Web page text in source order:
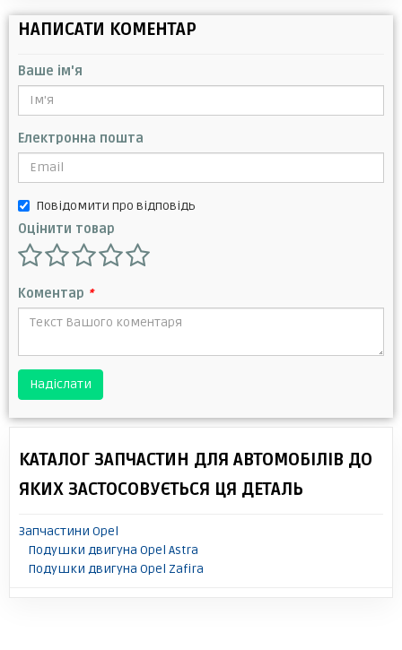
НАПИСАТИ КОМЕНТАР
Ваше ім'я
Електронна пошта
Повідомити про відповідь
Оцінити товар
Коментар *
Надіслати
КАТАЛОГ ЗАПЧАСТИН ДЛЯ АВТОМОБІЛІВ ДО
ЯКИХ ЗАСТОСОВУЄТЬСЯ ЦЯ ДЕТАЛЬ
Запчастини Opel
Подушки двигуна Opel Astra
Подушки двигуна Opel Zafira